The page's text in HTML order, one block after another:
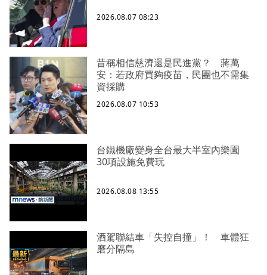
2026.08.07 08:23
昔稱相信慈濟還是民進黨？ 蔣萬
安：若政府買夠疫苗，民團也不需集
資採購
2026.08.07 10:53
台鐵機廠變身全台最大半室內樂園
30項設施免費玩
2026.08.08 13:55
酒駕聯結車「失控自撞」！ 車體狂
磨分隔島